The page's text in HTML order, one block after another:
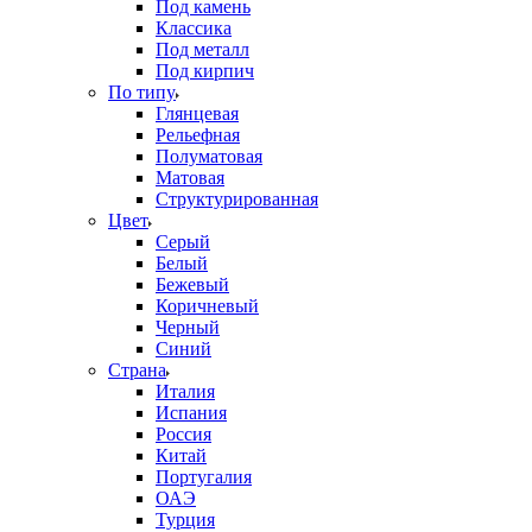
Под камень
Классика
Под металл
Под кирпич
По типу
Глянцевая
Рельефная
Полуматовая
Матовая
Структурированная
Цвет
Серый
Белый
Бежевый
Коричневый
Черный
Синий
Страна
Италия
Испания
Россия
Китай
Португалия
ОАЭ
Турция